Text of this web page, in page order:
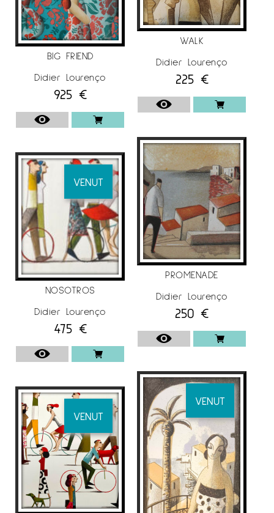
BIG FRIEND
Didier Lourenço
925 €
VENUT
NOSOTROS
Didier Lourenço
475 €
VENUT
WALK
Didier Lourenço
225 €
PROMENADE
Didier Lourenço
250 €
VENUT